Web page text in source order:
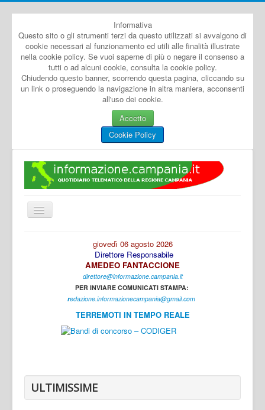
Informativa
Questo sito o gli strumenti terzi da questo utilizzati si avvalgono di
cookie necessari al funzionamento ed utili alle finalità illustrate
nella cookie policy. Se vuoi saperne di più o negare il consenso a
tutti o ad alcuni cookie, consulta la cookie policy.
Chiudendo questo banner, scorrendo questa pagina, cliccando su
un link o proseguendo la navigazione in altra maniera, acconsenti
all'uso dei cookie.
Accetto
Cookie Policy
Cambia
navigazione
Caserta
giovedì 06 agosto 2026
Direttore Responsabile
AMEDEO FANTACCIONE
direttore@informazione.campania.it
PER INVIARE COMUNICATI STAMPA:
redazione.informazionecampania@gmail.com
TERREMOTI IN TEMPO REALE
ULTIMISSIME